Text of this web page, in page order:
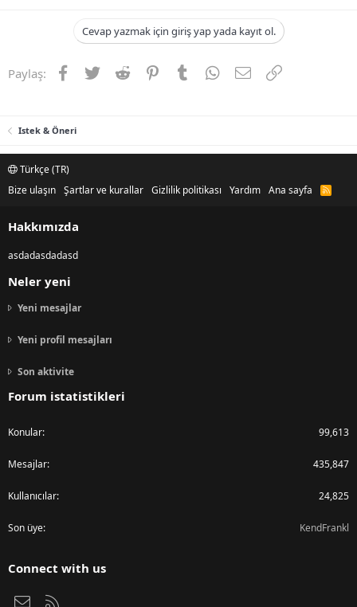
Cevap yazmak için giriş yap yada kayıt ol.
Paylaş: Facebook
TwitterReddit PinterestTumblrWhatsApp
E-postaLink
Istek & Öneri
Türkçe (TR)
Bize ulaşın Şartlar ve kurallar Gizlilik politikası Yardım Ana sayfa
R
S
Hakkımızda
asdadasdadasd
Neler yeni
Yeni mesajlar
Yeni profil mesajları
Son aktivite
Forum istatistikleri
Konular 99,613
Mesajlar 435,847
Kullanıcılar 24,825
Son üye KendFrankl
Connect with us
Bize ulaşın